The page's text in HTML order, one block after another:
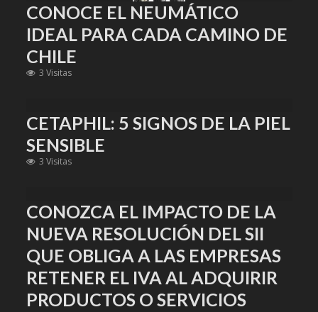
CONOCE EL NEUMÁTICO
IDEAL PARA CADA CAMINO DE
CHILE
3 Visitas
CETAPHIL: 5 SIGNOS DE LA PIEL
SENSIBLE
3 Visitas
CONOZCA EL IMPACTO DE LA
NUEVA RESOLUCIÓN DEL SII
QUE OBLIGA A LAS EMPRESAS
RETENER EL IVA AL ADQUIRIR
PRODUCTOS O SERVICIOS